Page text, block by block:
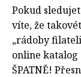
Pokud
víte, že
„rádoby
online katalog
ŠPATNĚ!